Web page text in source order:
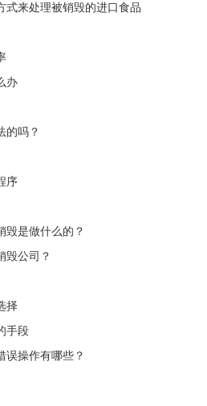
式来处理被销毁的进口食品
办
的吗？
序
毁是做什么的？
毁公司？
择
手段
误操作有哪些？